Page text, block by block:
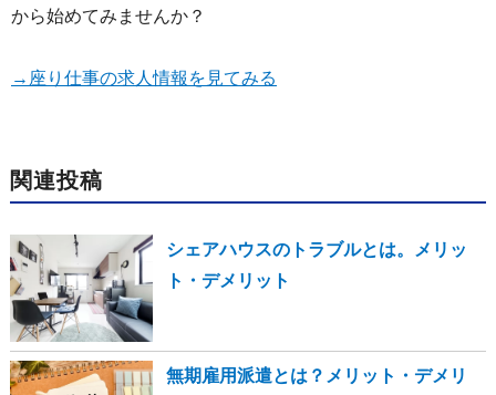
から始めてみませんか？
→座り仕事の求人情報を見てみる
関連投稿
シェアハウスのトラブルとは。メリッ
ト・デメリット
無期雇用派遣とは？メリット・デメリ